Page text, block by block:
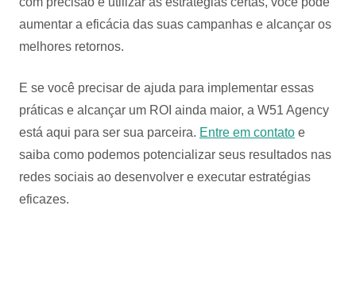
aumentar a eficácia das suas campanhas e alcançar os
melhores retornos.
E se você precisar de ajuda para implementar essas
práticas e alcançar um ROI ainda maior, a W51 Agency
está aqui para ser sua parceira. Entre em contato e
saiba como podemos potencializar seus resultados nas
redes sociais ao desenvolver e executar estratégias
eficazes.